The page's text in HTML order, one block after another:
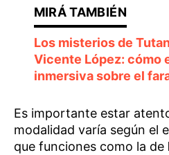
Los misterios de
Vicente López: cómo
inmersiva sobre el
Es importante estar
modalidad varía según el
que funciones como la de